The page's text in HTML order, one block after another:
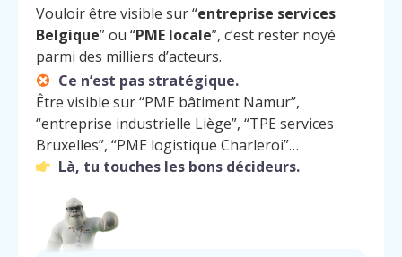
Vouloir être visible sur “entreprise services
Belgique” ou “PME locale”, c’est rester noyé
parmi des milliers d’acteurs.
Ce n’est pas stratégique.
Être visible sur “PME bâtiment Namur”,
“entreprise industrielle Liège”, “TPE services
Bruxelles”, “PME logistique Charleroi”…
Là, tu touches les bons décideurs.